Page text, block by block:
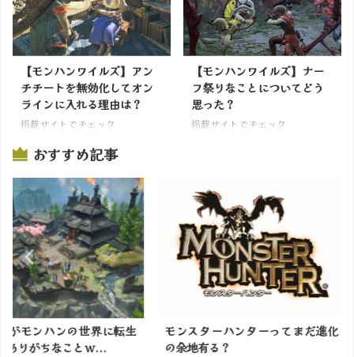
【モンハンワイルズ】アン
チチートを無効化してオン
ラインに入れる理由は？
掲載サイトでチェック
【モンハンワイルズ】ナー
フ祭りなことについてどう
思った？
掲載サイトでチェック
おすすめ記事
界に転生
ｗ...
モンスターハンターってまだ進化
の余地有る？
モンハン